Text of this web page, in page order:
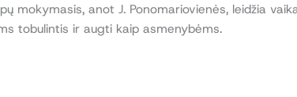
mokymasis, anot J. Ponomariovienės, leidžia
tobulintis ir augti kaip asmenybėms.